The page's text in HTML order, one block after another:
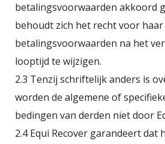
betalingsvoorwaarden akkoord
behoudt zich het recht voor
betalingsvoorwaarden na het
looptijd te wijzigen.
2.3 Tenzij schriftelijk anders is
worden de algemene of
bedingen van derden niet door
2.4 Equi Recover garandeert dat